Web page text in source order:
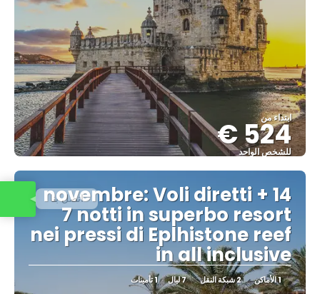
ابتداء من
524 €
للشخص الواحد
شاهد
14 novembre: Voli diretti +
7 notti in superbo resort
nei pressi di Eplhistone reef
in all inclusive
1 الأماكن 2 شبكة النقل 7 ليال 1 تأمينات
اتصل بنا